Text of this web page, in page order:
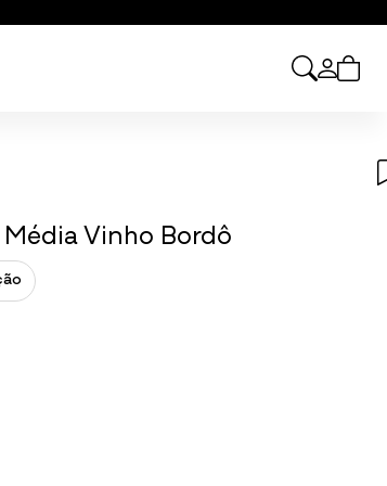
Vinho Bordô